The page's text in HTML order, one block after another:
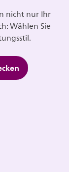
nicht nur Ihr
Wählen Sie